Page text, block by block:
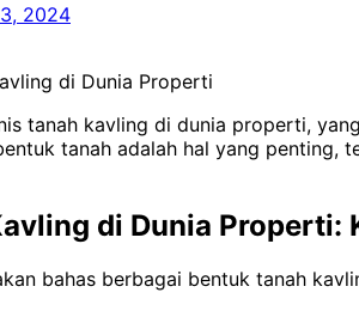
2024
tanah kavling di dunia properti,
tanah adalah hal yang penting,
di Dunia Properti:
bahas berbagai bentuk tanah